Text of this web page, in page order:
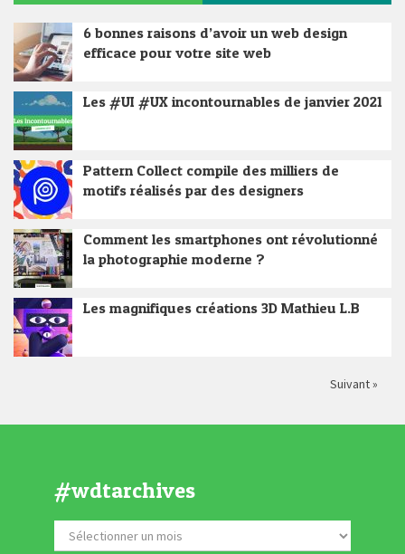
6 bonnes raisons d’avoir un web design
efficace pour votre site web
Les #UI #UX incontournables de janvier 2021
Pattern Collect compile des milliers de
motifs réalisés par des designers
Comment les smartphones ont révolutionné
la photographie moderne ?
Les magnifiques créations 3D Mathieu L.B
Suivant »
#wdtarchives